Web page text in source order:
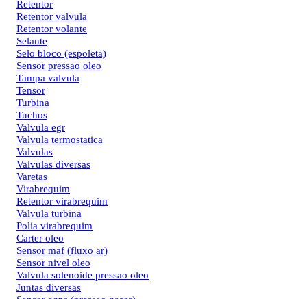
Retentor
Retentor valvula
Retentor volante
Selante
Selo bloco (espoleta)
Sensor pressao oleo
Tampa valvula
Tensor
Turbina
Tuchos
Valvula egr
Valvula termostatica
Valvulas
Valvulas diversas
Varetas
Virabrequim
Retentor virabrequim
Valvula turbina
Polia virabrequim
Carter oleo
Sensor maf (fluxo ar)
Sensor nivel oleo
Valvula solenoide pressao oleo
Juntas diversas